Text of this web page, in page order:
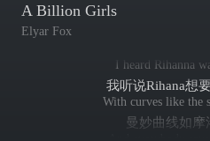
A Billion Girls
Elyar Fox
I heard Rihanna
我听说Rihana想
With curves like the
曼妙曲线如摩